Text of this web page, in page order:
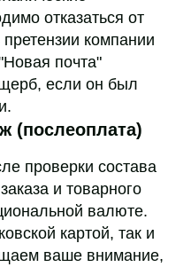
отказаться от
компании
почта"
если он был
(послеоплата)
проверки состава
и товарного
валюте.
картой, так и
ваше внимание,